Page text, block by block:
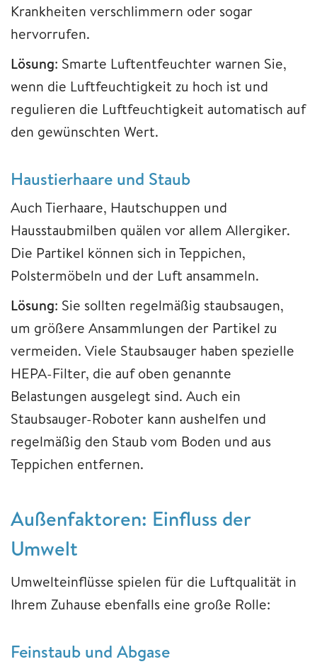
Krankheiten verschlimmern oder sogar
hervorrufen.
Lösung: Smarte Luftentfeuchter warnen Sie,
wenn die Luftfeuchtigkeit zu hoch ist und
regulieren die Luftfeuchtigkeit automatisch auf
den gewünschten Wert.
Haustierhaare und Staub
Auch Tierhaare, Hautschuppen und
Hausstaubmilben quälen vor allem Allergiker.
Die Partikel können sich in Teppichen,
Polstermöbeln und der Luft ansammeln.
Lösung: Sie sollten regelmäßig staubsaugen,
um größere Ansammlungen der Partikel zu
vermeiden. Viele Staubsauger haben spezielle
HEPA-Filter, die auf oben genannte
Belastungen ausgelegt sind. Auch ein
Staubsauger-Roboter kann aushelfen und
regelmäßig den Staub vom Boden und aus
Teppichen entfernen.
Außenfaktoren: Einfluss der
Umwelt
Umwelteinflüsse spielen für die Luftqualität in
Ihrem Zuhause ebenfalls eine große Rolle:
Feinstaub und Abgase